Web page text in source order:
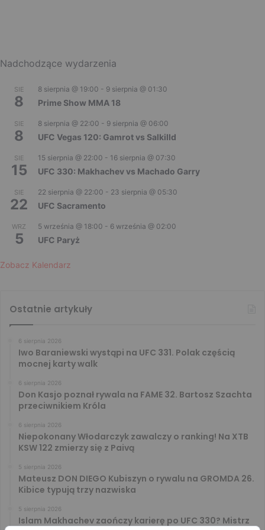
Nadchodzące wydarzenia
SIE
8
8 sierpnia @ 19:00 - 9 sierpnia @ 01:30
Prime Show MMA 18
SIE
8
8 sierpnia @ 22:00 - 9 sierpnia @ 06:00
UFC Vegas 120: Gamrot vs Salkilld
SIE
15
15 sierpnia @ 22:00 - 16 sierpnia @ 07:30
UFC 330: Makhachev vs Machado Garry
SIE
22
22 sierpnia @ 22:00 - 23 sierpnia @ 05:30
UFC Sacramento
WRZ
5
5 września @ 18:00 - 6 września @ 02:00
UFC Paryż
Zobacz Kalendarz
Ostatnie artykuły
6 sierpnia 2026
Iwo Baraniewski wystąpi na UFC 331. Polak częścią
mocnej karty walk
6 sierpnia 2026
Don Kasjo poznał rywala na FAME 32. Bartosz Szachta
przeciwnikiem Króla
6 sierpnia 2026
Niepokonany Włodarczyk zawalczy o ranking! Na XTB
KSW 122 zmierzy się z Paivą
5 sierpnia 2026
Mateusz DON DIEGO Kubiszyn o rywalu na GROMDA 26.
Kibice typują trzy nazwiska
5 sierpnia 2026
Islam Makhachev zaończy karierę po UFC 330? Mistrz